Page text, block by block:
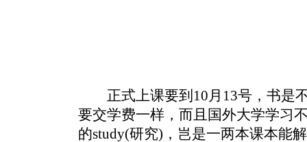
正式上课要到10月13号，书是
要交学费一样，而且国外大学学习
的study(研究)，岂是一两本课本能